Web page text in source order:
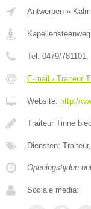
Antwerpen »
Tel: 0479/781101,
E-mail › Traiteur
Website: http://
Traiteur Tinne
Diensten:
Openingstijden
Sociale media: